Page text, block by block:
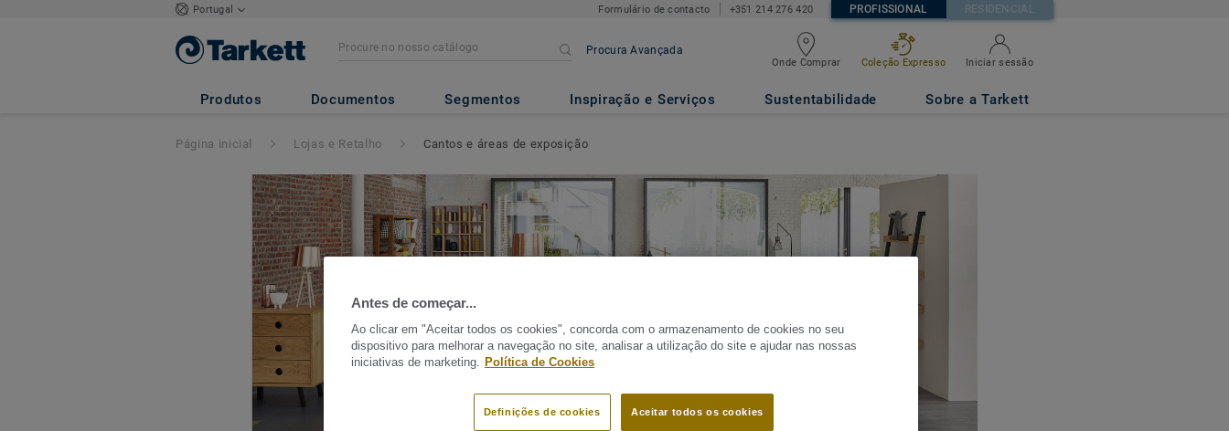
Portugal Formulário de contacto +351 214 276 420 PROFISSIONAL RESIDENCIAL
Procura Avançada
Onde Comprar Coleção Expresso Iniciar sessão
Produtos Documentos Segmentos Inspiração e Serviços Sustentabilidade Sobre a Tarkett
Página inicial Lojas e Retalho Cantos e áreas de exposição
Antes de começar...
Ao clicar em "Aceitar todos os cookies", concorda com o armazenamento de cookies no seu
dispositivo para melhorar a navegação no site, analisar a utilização do site e ajudar nas nossas
iniciativas de marketing. Política de Cookies
Aceitar todos os cookies
Definições de cookies